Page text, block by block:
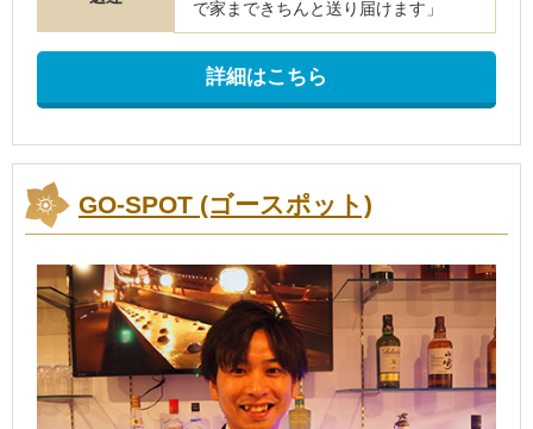
で家まできちんと送り届けます」
詳細はこちら
GO-SPOT (ゴースポット)